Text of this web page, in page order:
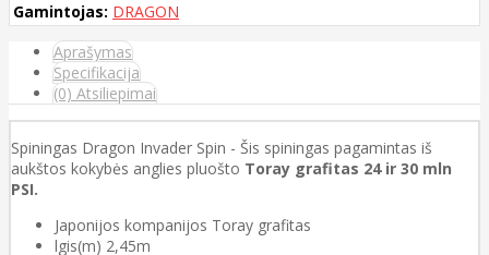
Gamintojas: DRAGON
Aprašymas
Specifikacija
(0) Atsiliepimai
Spiningas Dragon Invader Spin - Šis spiningas pagamintas iš
aukštos kokybės anglies pluošto Toray grafitas 24 ir 30 mln
PSI.
Japonijos kompanijos Toray grafitas
lgis(m) 2,45m